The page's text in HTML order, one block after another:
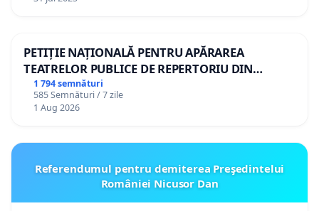
PETIȚIE NAȚIONALĂ PENTRU APĂRAREA
TEATRELOR PUBLICE DE REPERTORIU DIN
ROMÂNIA
1 794 semnături
585 Semnături / 7 zile
1 Aug 2026
Referendumul pentru demiterea Preşedintelui
României Nicusor Dan